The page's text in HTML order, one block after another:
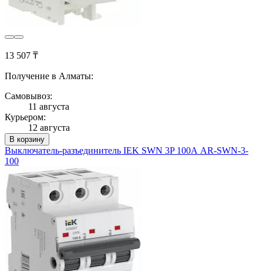
13 507 ₸
Получение в Алматы:
Самовывоз:
11 августа
Курьером:
12 августа
В корзину
Выключатель-разъединитель IEK SWN 3P 100А AR-SWN-3-
100